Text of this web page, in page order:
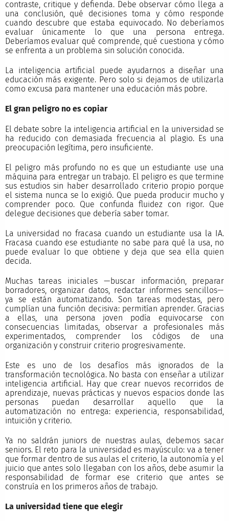
contraste, critique y defienda. Debe observar cómo llega a
una conclusión, qué decisiones toma y cómo responde
cuando descubre que estaba equivocado. No deberíamos
evaluar únicamente lo que una persona entrega.
Deberíamos evaluar qué comprende, qué cuestiona y cómo
se enfrenta a un problema sin solución conocida.
La inteligencia artificial puede ayudarnos a diseñar una
educación más exigente. Pero solo si dejamos de utilizarla
como excusa para mantener una educación más pobre.
El gran peligro no es copiar
El debate sobre la inteligencia artificial en la universidad se
ha reducido con demasiada frecuencia al plagio. Es una
preocupación legítima, pero insuficiente.
El peligro más profundo no es que un estudiante use una
máquina para entregar un trabajo. El peligro es que termine
sus estudios sin haber desarrollado criterio propio porque
el sistema nunca se lo exigió. Que pueda producir mucho y
comprender poco. Que confunda fluidez con rigor. Que
delegue decisiones que debería saber tomar.
La universidad no fracasa cuando un estudiante usa la IA.
Fracasa cuando ese estudiante no sabe para qué la usa, no
puede evaluar lo que obtiene y deja que sea ella quien
decida.
Muchas tareas iniciales —buscar información, preparar
borradores, organizar datos, redactar informes sencillos—
ya se están automatizando. Son tareas modestas, pero
cumplían una función decisiva: permitían aprender. Gracias
a ellas, una persona joven podía equivocarse con
consecuencias limitadas, observar a profesionales más
experimentados, comprender los códigos de una
organización y construir criterio progresivamente.
Este es uno de los desafíos más ignorados de la
transformación tecnológica. No basta con enseñar a utilizar
inteligencia artificial. Hay que crear nuevos recorridos de
aprendizaje, nuevas prácticas y nuevos espacios donde las
personas puedan desarrollar aquello que la
automatización no entrega: experiencia, responsabilidad,
intuición y criterio.
Ya no saldrán juniors de nuestras aulas, debemos sacar
seniors. El reto para la universidad es mayúsculo: va a tener
que formar dentro de sus aulas el criterio, la autonomía y el
juicio que antes solo llegaban con los años, debe asumir la
responsabilidad de formar ese criterio que antes se
construía en los primeros años de trabajo.
La universidad tiene que elegir